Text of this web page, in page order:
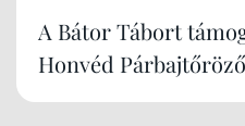
A Bátor Tábort
Honvéd